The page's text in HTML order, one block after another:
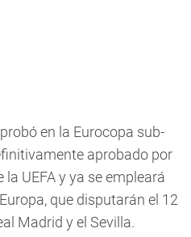
en la Eurocopa sub-
aprobado por
UEFA y ya se empleará
que disputarán el 12
Madrid y el Sevilla.